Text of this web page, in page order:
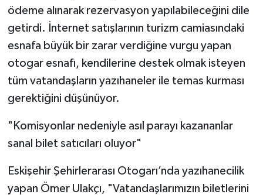
ödeme alınarak rezervasyon yapılabileceğini dile
getirdi. İnternet satışlarının turizm camiasındaki
esnafa büyük bir zarar verdiğine vurgu yapan
otogar esnafı, kendilerine destek olmak isteyen
tüm vatandaşların yazıhaneler ile temas kurması
gerektiğini düşünüyor.
"Komisyonlar nedeniyle asıl parayı kazananlar
sanal bilet satıcıları oluyor"
Eskişehir Şehirlerarası Otogarı’nda yazıhanecilik
yapan Ömer Ulakçı, "Vatandaşlarımızın biletlerini